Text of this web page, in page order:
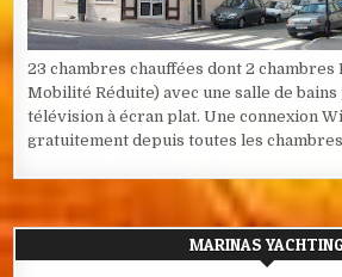
23 chambres chauffées dont 2 chambres
Mobilité Réduite) avec une salle de
télévision à écran plat. Une connexion
gratuitement depuis toutes les
MARINAS